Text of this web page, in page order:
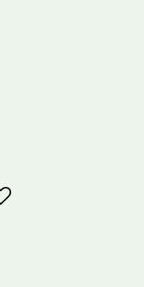
Lägg till i favoriter